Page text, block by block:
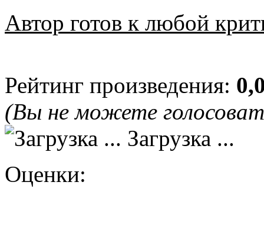
Автор готов к любой
Рейтинг произведения:
(Вы не можете
Загрузка ...
Оценки: